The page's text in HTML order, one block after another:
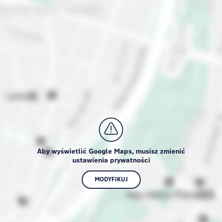
Aby wyświetlić Google Maps, musisz zmienić
ustawienia prywatności
MODYFIKUJ